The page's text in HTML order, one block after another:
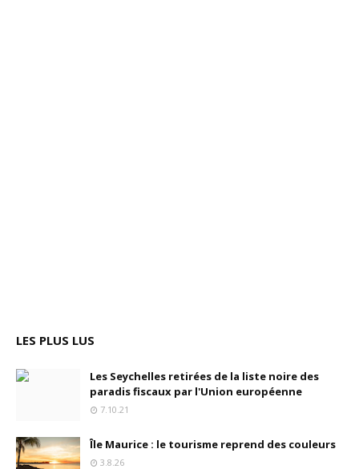
LES PLUS LUS
Les Seychelles retirées de la liste noire des
paradis fiscaux par l'Union européenne
7.10.21
Île Maurice : le tourisme reprend des couleurs
3.8.26